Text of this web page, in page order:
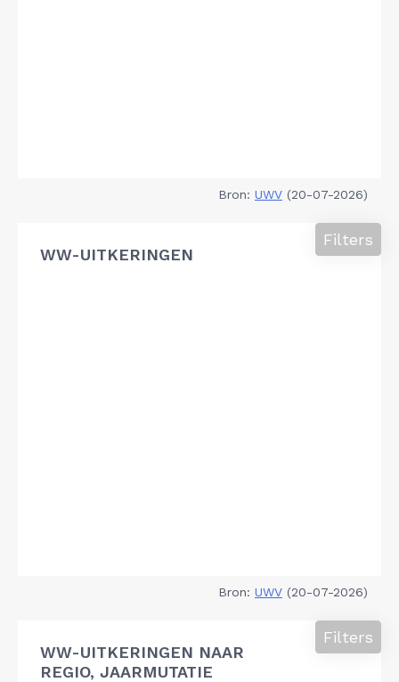
Bron: UWV (20-07-2026)
WW-UITKERINGEN
Filters
Bron: UWV (20-07-2026)
WW-UITKERINGEN NAAR
REGIO, JAARMUTATIE
Filters